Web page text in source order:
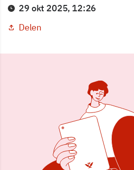
29 okt 2025, 12:26
Delen